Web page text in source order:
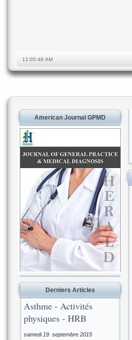
American Journal GPMD
Derniers Articles
Asthme - Activités
physiques - HRB
samedi 19. septembre 2015